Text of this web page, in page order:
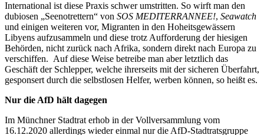
International ist diese Praxis schwer umstritten. So wirft man den
dubiosen „Seenotrettern“ von SOS MEDITERRANNEE!, Seawatch
und einigen weiteren vor, Migranten in den Hoheitsgewässern
Libyens aufzusammeln und diese trotz Aufforderung der hiesigen
Behörden, nicht zurück nach Afrika, sondern direkt nach Europa zu
verschiffen. Auf diese Weise betreibe man aber letztlich das
Geschäft der Schlepper, welche ihrerseits mit der sicheren Überfahrt,
gesponsert durch die selbstlosen Helfer, werben können, so heißt es.
Nur die AfD hält dagegen
Im Münchner Stadtrat erhob in der Vollversammlung vom
16.12.2020 allerdings wieder einmal nur die AfD-Stadtratsgruppe